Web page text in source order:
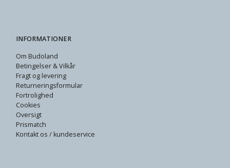
INFORMATIONER
Om Budoland
Betingelser & Vilkår
Fragt og levering
Returneringsformular
Fortrolighed
Cookies
Oversigt
Prismatch
Kontakt os / kundeservice